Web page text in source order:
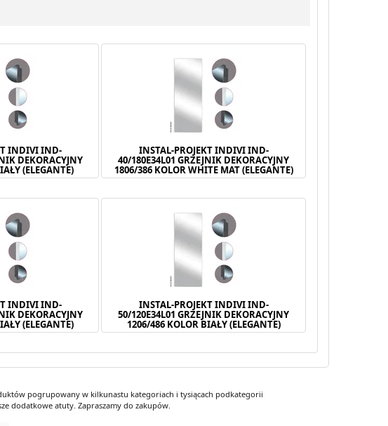
INDIVI IND-
DEKORACYJNY
(ELEGANTE)
INSTAL-PROJEKT INDIVI IND-
40/180E34L01 GRZEJNIK DEKORACYJNY
1806/386 KOLOR WHITE MAT (ELEGANTE)
INDIVI IND-
DEKORACYJNY
(ELEGANTE)
INSTAL-PROJEKT INDIVI IND-
50/120E34L01 GRZEJNIK DEKORACYJNY
1206/486 KOLOR BIAŁY (ELEGANTE)
pogrupowany w kilkunastu kategoriach i tysiącach podkategorii
dodatkowe atuty. Zapraszamy do zakupów.